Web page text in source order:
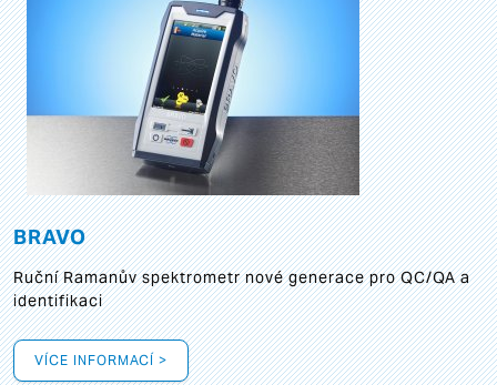
BRAVO
Ruční Ramanův spektrometr nové generace pro QC/QA a
identifikaci
VÍCE INFORMACÍ >